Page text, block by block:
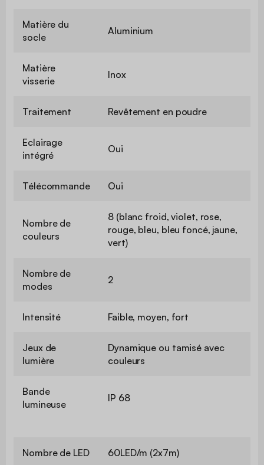
Matière du
socle
Aluminium
Matière
visserie
Inox
Traitement Revêtement en poudre
Eclairage
intégré
Oui
Télécommande Oui
Nombre de
couleurs
8 (blanc froid, violet, rose,
rouge, bleu, bleu foncé, jaune,
vert)
Nombre de
modes
2
Intensité Faible, moyen, fort
Jeux de
lumière
Dynamique ou tamisé avec
couleurs
Bande
lumineuse
IP 68
Nombre de LED 60LED/m (2x7m)